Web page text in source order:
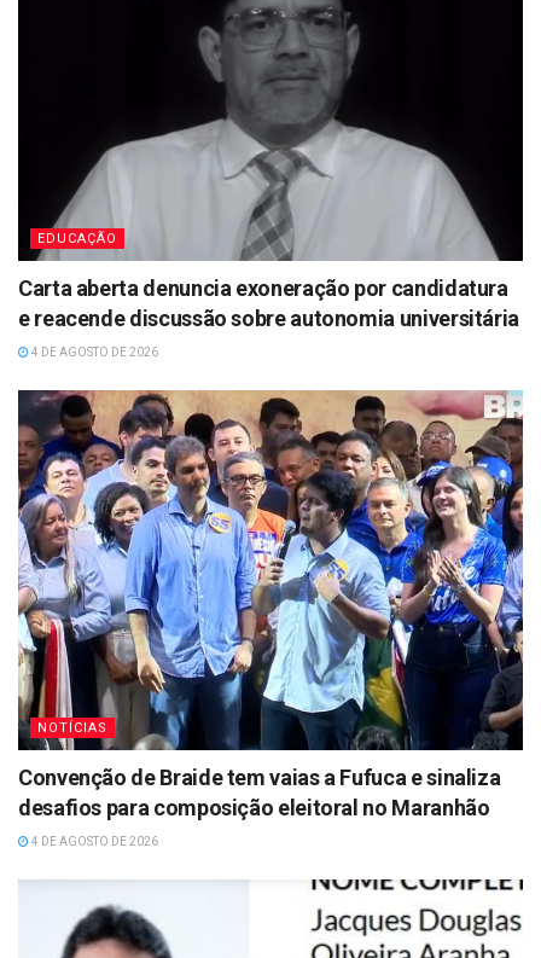
EDUCAÇÃO
Carta aberta denuncia exoneração por candidatura
e reacende discussão sobre autonomia universitária
4 DE AGOSTO DE 2026
NOTÍCIAS
Convenção de Braide tem vaias a Fufuca e sinaliza
desafios para composição eleitoral no Maranhão
4 DE AGOSTO DE 2026